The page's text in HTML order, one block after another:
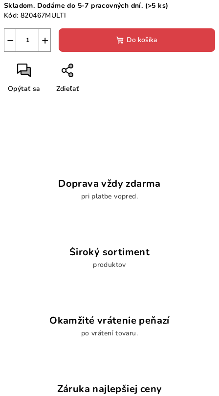
cena:
Skladom. Dodáme do 5-7 pracovných dní. (>5 ks)
Kód: 820467MULTI
+
− Do košíka
Opýtať sa Zdieľať
Doprava vždy zdarma
pri platbe vopred.
Široký sortiment
produktov
Okamžité vrátenie peňazí
po vrátení tovaru.
Záruka najlepšiej ceny